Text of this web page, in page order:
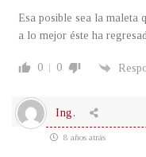
Esa posible sea la maleta
a lo mejor éste ha
0 0
Ing.
8 años atrás